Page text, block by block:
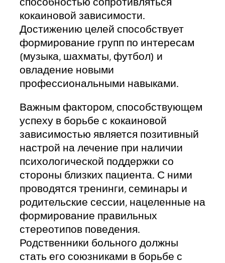
способностью сопротивляться
кокаиновой зависимости.
Достижению целей способствует
формирование групп по интересам
(музыка, шахматы, футбол) и
овладение новыми
профессиональными навыками.
Важным фактором, способствующем
успеху в борьбе с кокаиновой
зависимостью является позитивный
настрой на лечение при наличии
психологической поддержки со
стороны близких пациента. С ними
проводятся тренинги, семинары и
родительские сессии, нацеленные на
формирование правильных
стереотипов поведения.
Родственники больного должны
стать его союзниками в борьбе с